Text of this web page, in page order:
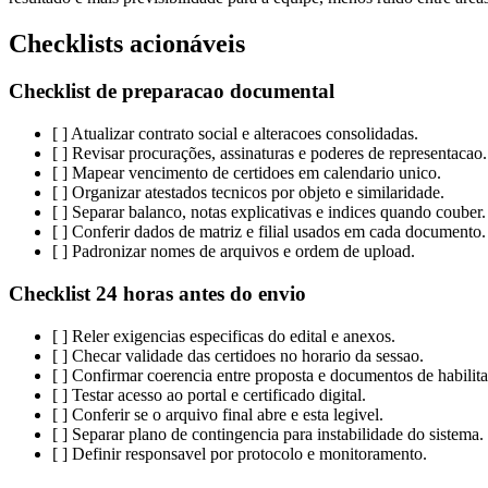
Checklists acionáveis
Checklist de preparacao documental
[ ] Atualizar contrato social e alteracoes consolidadas.
[ ] Revisar procurações, assinaturas e poderes de representacao.
[ ] Mapear vencimento de certidoes em calendario unico.
[ ] Organizar atestados tecnicos por objeto e similaridade.
[ ] Separar balanco, notas explicativas e indices quando couber.
[ ] Conferir dados de matriz e filial usados em cada documento.
[ ] Padronizar nomes de arquivos e ordem de upload.
Checklist 24 horas antes do envio
[ ] Reler exigencias especificas do edital e anexos.
[ ] Checar validade das certidoes no horario da sessao.
[ ] Confirmar coerencia entre proposta e documentos de
[ ] Testar acesso ao portal e certificado digital.
[ ] Conferir se o arquivo final abre e esta legivel.
[ ] Separar plano de contingencia para instabilidade do sistema.
[ ] Definir responsavel por protocolo e monitoramento.